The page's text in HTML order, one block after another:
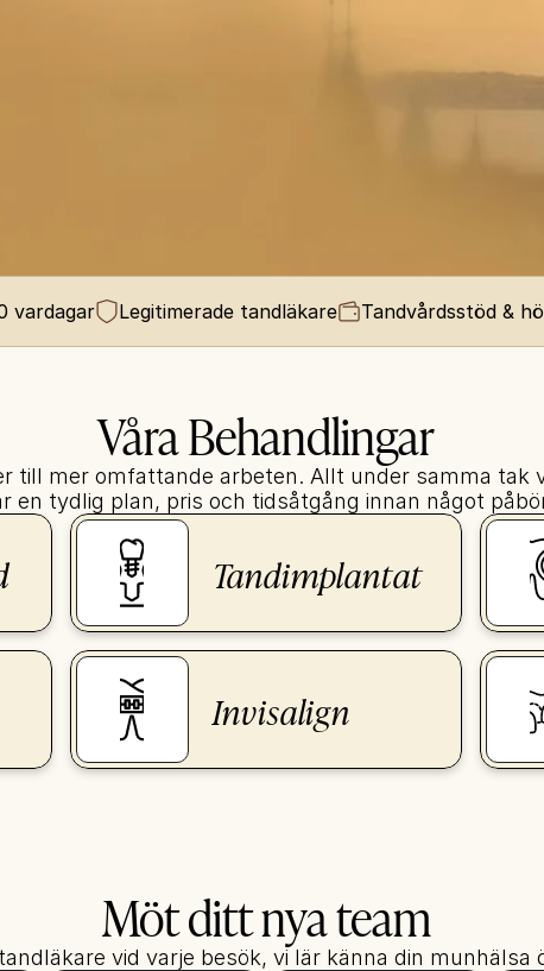
vardagar Legitimerade tandläkare Tandvårdsstöd &
Våra Behandlingar
till mer omfattande arbeten. Allt under samma tak
en tydlig plan, pris och tidsåtgång innan något
Tandimplantat
Invisalign
Möt ditt nya team
vid varje besök, vi lär känna din munhälsa